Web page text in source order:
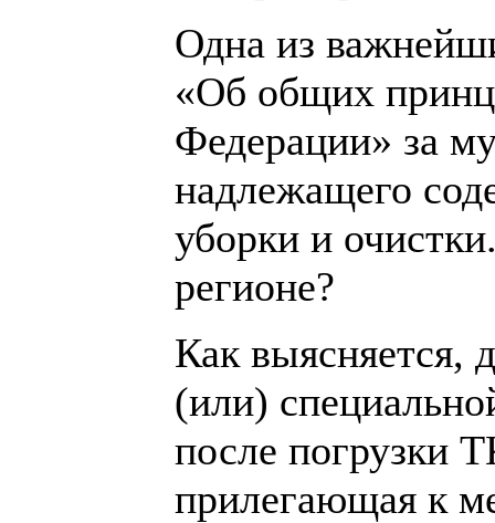
Одна из
«Об общих
Федерации» за
надлежащего
уборки и
регионе?
Как выясняется,
(или)
после погрузки
прилегающая к